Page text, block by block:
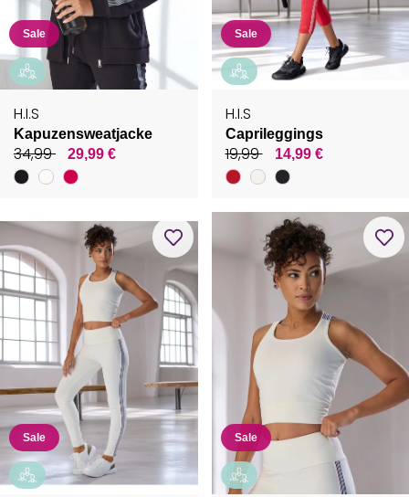
Sale
H.I.S
Kapuzensweatjacke
34,99 29,99 €
Sale
H.I.S
Caprileggings
19,99 14,99 €
Sale Sale